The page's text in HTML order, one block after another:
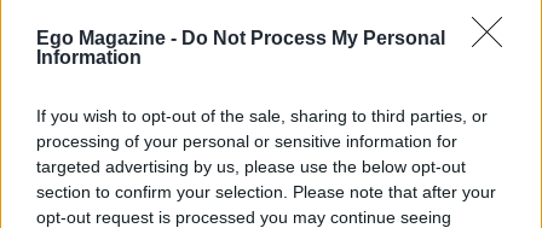
Ego Magazine - Do Not Process My Personal
Information
If you wish to opt-out of the sale, sharing to third parties, or
processing of your personal or sensitive information for
targeted advertising by us, please use the below opt-out
section to confirm your selection. Please note that after your
opt-out request is processed you may continue seeing